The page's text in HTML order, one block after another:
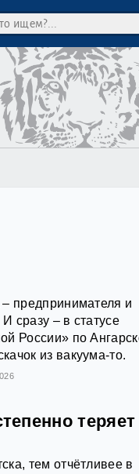
предпринимателя и
сразу – в статусе
России» по
из вакуума-то.
теряет
тем отчётливее в